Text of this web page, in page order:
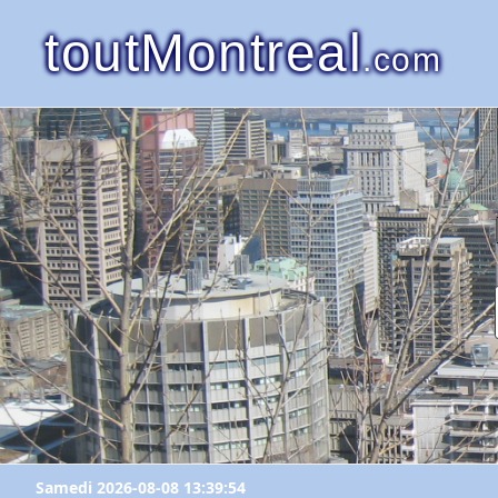
toutMontreal.com
Samedi 2026-08-08 13:39:54